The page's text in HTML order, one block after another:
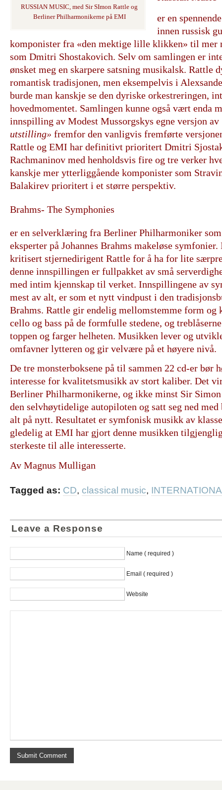
RUSSIAN MUSIC, med Sir SImon Rattle og
Berliner Philharmonikerne på EMI
er en
innen russisk
komponister fra «den mektige lille klikken» til mer
som Dmitri Shostakovich. Selv om samlingen er
ønsket meg en skarpere satsning musikalsk. Rattle
romantisk tradisjonen, men eksempelvis i
burde man kanskje se den dyriske orkestreringen,
hovedmomentet. Samlingen kunne også vært enda
innspilling av Modest Mussorgskys egne versjon av
utstilling» fremfor den vanligvis fremførte
Rattle og EMI har definitivt prioritert Dmitri
Rachmaninov med henholdsvis fire og tre verker
kanskje mer ytterliggående komponister som
Balakirev prioritert i et større perspektiv.
Brahms- The Symphonies
er en selverklæring fra Berliner Philharmoniker som
eksperter på Johannes Brahms makeløse
kritisert stjernedirigent Rattle for å ha for lite
denne innspillingen er fullpakket av små
med intim kjennskap til verket. Innspillingene av
mest av alt, er som et nytt vindpust i den
Brahms. Rattle gir endelig mellomstemme form og
cello og bass på de formfulle stedene, og
toppen og farger helheten. Musikken lever og
omfavner lytteren og gir velvære på et høyere nivå.
De tre monsterboksene på til sammen 22 cd-er bør
interesse for kvalitetsmusikk av stort kaliber. Det
Berliner Philharmonikerne, og ikke minst Sir
den selvhøytidelige autopiloten og satt seg ned
alt på nytt. Resultatet er symfonisk musikk av
gledelig at EMI har gjort denne musikken
sterkeste til alle interesserte.
Av Magnus Mulligan
Tagged as: CD, classical music,
Leave a Response
Name ( required )
Email ( required )
Website